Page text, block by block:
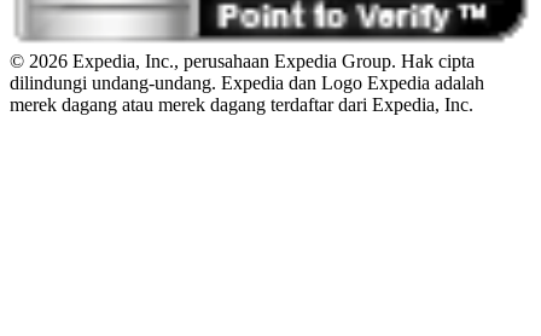
© 2026 Expedia, Inc., perusahaan Expedia Group. Hak cipta
dilindungi undang-undang. Expedia dan Logo Expedia adalah
merek dagang atau merek dagang terdaftar dari Expedia, Inc.